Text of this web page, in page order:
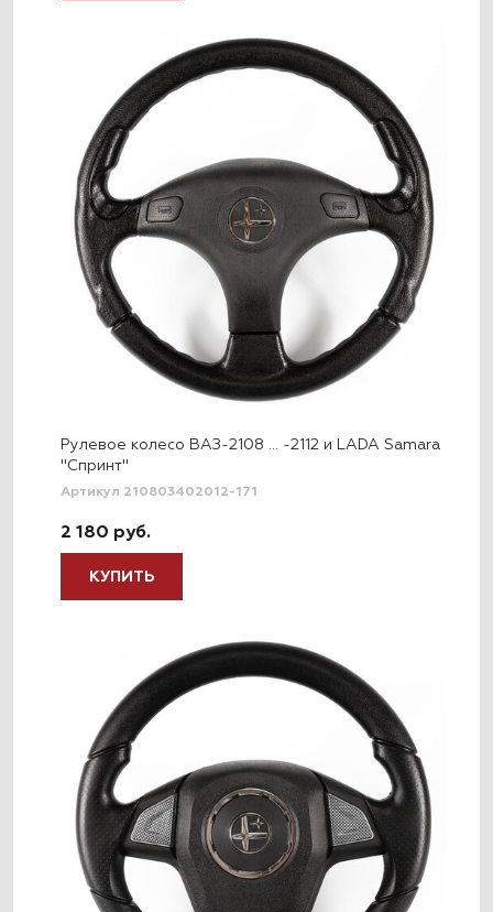
Рулевое колесо ВАЗ-2108 … -2112 и LADA Samara
"Спринт"
Артикул 210803402012-171
2 180 руб.
КУПИТЬ